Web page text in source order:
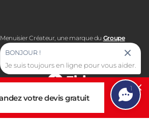
Créateur, une marque du Groupe
Janneau
4.6
votre devis gratuit
1
BONJOUR !
Je suis toujours en ligne pour vous aider.